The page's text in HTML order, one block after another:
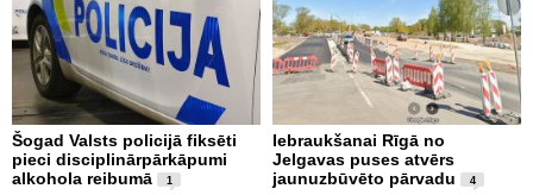
Šogad Valsts policijā fiksēti
pieci disciplinārpārkāpumi
alkohola reibumā
1
Iebraukšanai Rīgā no
Jelgavas puses atvērs
jaunuzbūvēto pārvadu
4